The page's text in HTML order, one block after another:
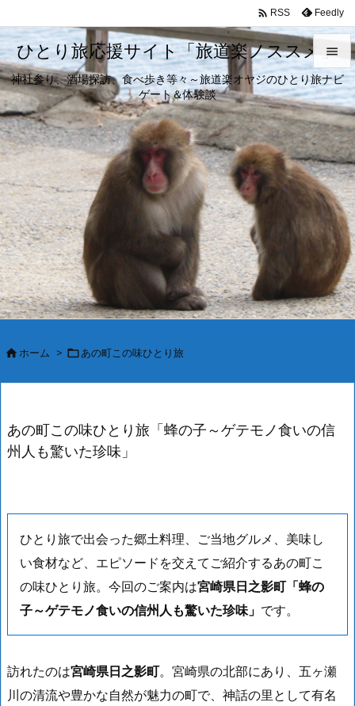
ひとり旅応援サイト「旅道楽ノススメ」
神社参り、酒場探訪、食べ歩き等々～旅道楽オヤジのひとり旅ナビ
ゲート＆体験談


メニュ

サイド

前へ

次へ

検索
 RSS Feedly
ホーム > あの町この味ひとり旅
あの町この味ひとり旅「蜂の子～ゲテモノ食いの信
州人も驚いた珍味」
ひとり旅で出会った郷土料理、ご当地グルメ、美味し
い食材など、エピソードを交えてご紹介するあの町こ
の味ひとり旅。今回のご案内は宮崎県日之影町「蜂の
子～ゲテモノ食いの信州人も驚いた珍味」 です。
訪れたのは宮崎県日之影町。宮崎県の北部にあり、五ヶ瀬
川の清流や豊かな自然が魅力の町で、神話の里として有名